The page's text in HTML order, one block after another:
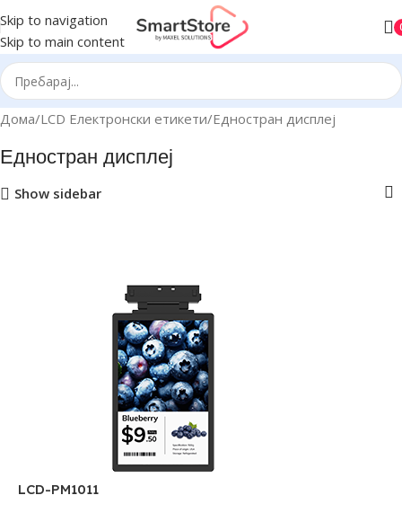
Skip to navigation
Skip to main content
Дома LCD Електронски етикети Едностран дисплеј
Едностран дисплеј
Show sidebar
LCD-PM1011